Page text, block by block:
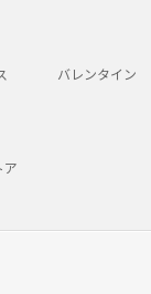
バレンタイン
ア